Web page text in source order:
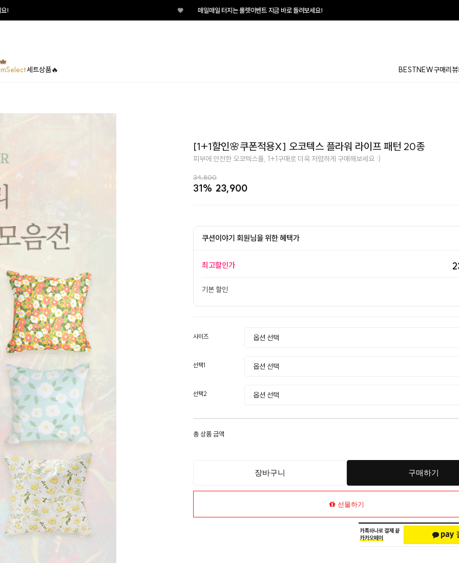
매일매일 터지는 룰렛이벤트 지금 바로 돌려보세요!
세트상품🔥 BESTNEW구매리뷰
[1+1할인🌸쿠폰적용X] 오코텍스 플라워 라이프 패턴 20종
피부에 안전한 오코텍스를, 1+1구매로 더욱 저렴하게 구매해보세요 :)
34,800
31% 23,900
쿠션이야기 회원님을 위한 혜택가
최고할인가
기본 할인
사이즈
선택1
선택2
총 상품 금액
장바구니 구매하기
선물하기